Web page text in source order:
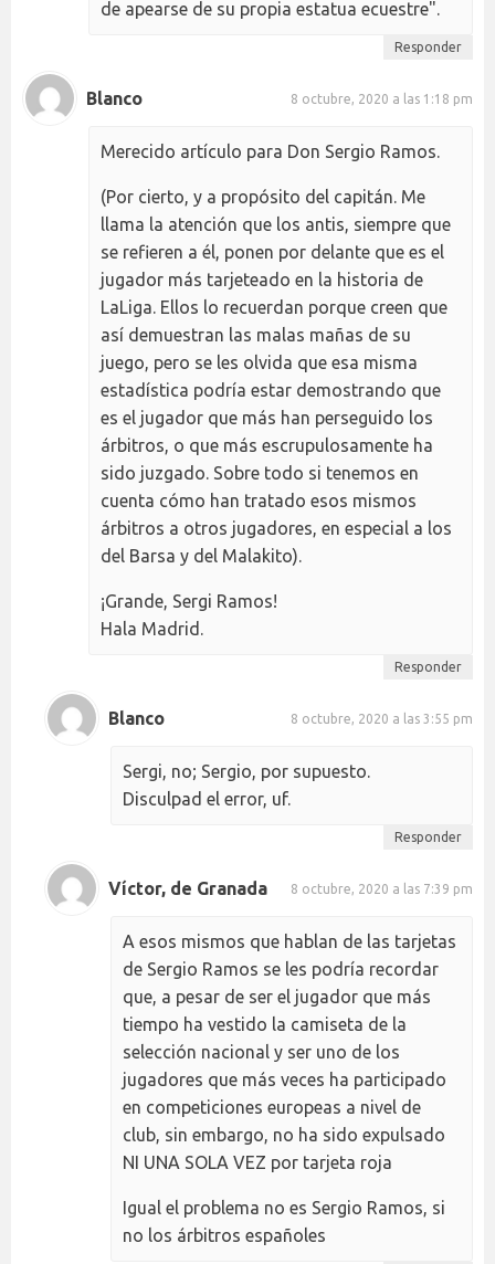
de apearse de su propia estatua ecuestre".
Responder
Blanco 8 octubre, 2020 a las 1:18 pm
Merecido artículo para Don Sergio Ramos.
(Por cierto, y a propósito del capitán. Me
llama la atención que los antis, siempre que
se refieren a él, ponen por delante que es el
jugador más tarjeteado en la historia de
LaLiga. Ellos lo recuerdan porque creen que
así demuestran las malas mañas de su
juego, pero se les olvida que esa misma
estadística podría estar demostrando que
es el jugador que más han perseguido los
árbitros, o que más escrupulosamente ha
sido juzgado. Sobre todo si tenemos en
cuenta cómo han tratado esos mismos
árbitros a otros jugadores, en especial a los
del Barsa y del Malakito).
¡Grande, Sergi Ramos!
Hala Madrid.
Responder
Blanco 8 octubre, 2020 a las 3:55 pm
Sergi, no; Sergio, por supuesto.
Disculpad el error, uf.
Responder
Víctor, de Granada 8 octubre, 2020 a las 7:39 pm
A esos mismos que hablan de las tarjetas
de Sergio Ramos se les podría recordar
que, a pesar de ser el jugador que más
tiempo ha vestido la camiseta de la
selección nacional y ser uno de los
jugadores que más veces ha participado
en competiciones europeas a nivel de
club, sin embargo, no ha sido expulsado
NI UNA SOLA VEZ por tarjeta roja
Igual el problema no es Sergio Ramos, si
no los árbitros españoles